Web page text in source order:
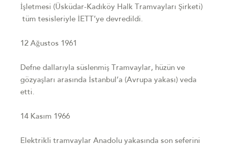
İşletmesi (Üsküdar-Kadıköy Halk Tramvayları Şirketi)
tüm tesisleriyle İETT’ye devredildi.
12 Ağustos 1961
Defne dallarıyla süslenmiş Tramvaylar, hüzün ve
gözyaşları arasında İstanbul’a (Avrupa yakası) veda
etti.
14 Kasım 1966
Elektrikli tramvaylar Anadolu yakasında son seferini